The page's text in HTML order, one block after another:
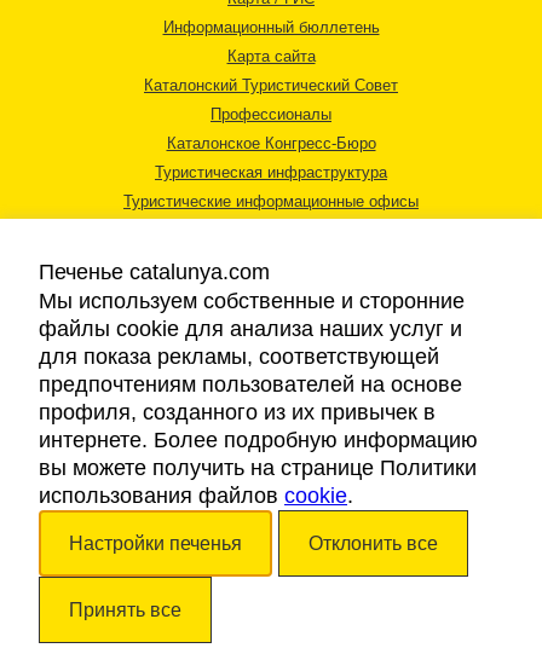
Информационный бюллетень
Карта сайта
Каталонский Туристический Совет
Профессионалы
Каталонское Конгресс-Бюро
Туристическая инфраструктура
Туристические информационные офисы
Правовая информация
Cookies
Доступность
Авторские права © 2026. Каталонский Туристический Совет. Все права
Печенье catalunya.com
Мы используем собственные и сторонние
файлы cookie для анализа наших услуг и
для показа рекламы, соответствующей
предпочтениям пользователей на основе
профиля, созданного из их привычек в
интернете. Более подробную информацию
вы можете получить на странице Политики
использования файлов cookie.
Настройки печенья Отклонить все
Принять все